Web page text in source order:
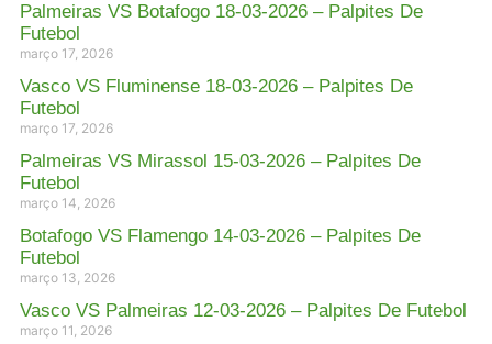
Palmeiras VS Botafogo 18-03-2026 – Palpites De
Futebol
março 17, 2026
Vasco VS Fluminense 18-03-2026 – Palpites De
Futebol
março 17, 2026
Palmeiras VS Mirassol 15-03-2026 – Palpites De
Futebol
março 14, 2026
Botafogo VS Flamengo 14-03-2026 – Palpites De
Futebol
março 13, 2026
Vasco VS Palmeiras 12-03-2026 – Palpites De Futebol
março 11, 2026